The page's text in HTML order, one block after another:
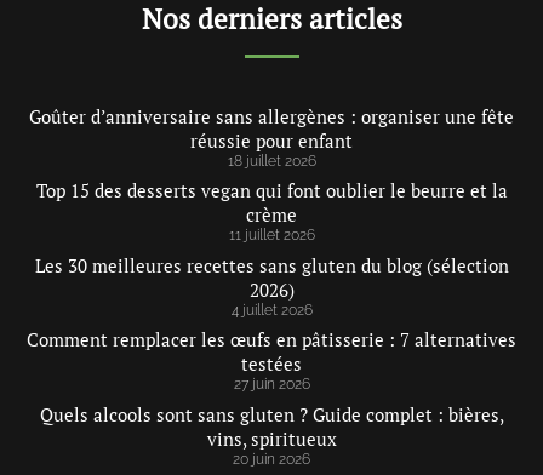
Nos derniers articles
Goûter d’anniversaire sans allergènes : organiser une fête
réussie pour enfant
18 juillet 2026
Top 15 des desserts vegan qui font oublier le beurre et la
crème
11 juillet 2026
Les 30 meilleures recettes sans gluten du blog (sélection
2026)
4 juillet 2026
Comment remplacer les œufs en pâtisserie : 7 alternatives
testées
27 juin 2026
Quels alcools sont sans gluten ? Guide complet : bières,
vins, spiritueux
20 juin 2026